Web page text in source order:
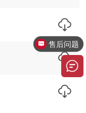
售后问题